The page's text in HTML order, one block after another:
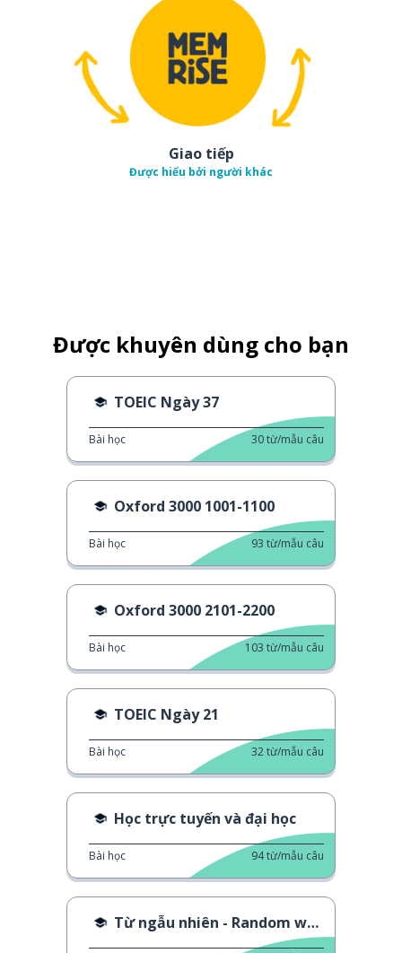
Giao tiếp
Được hiểu bởi người khác
Được khuyên dùng cho bạn
TOEIC Ngày 37
Bài học 30từ/mẫu câu
Oxford 3000 1001-1100
Bài học 93 từ/mẫu câu
Oxford 3000 2101-2200
Bài học 103 từ/mẫu câu
TOEIC Ngày 21
Bài học 32từ/mẫu câu
Học trực tuyến và đại học
Bài học 94từ/mẫu câu
Từ ngẫu nhiên - Random words 451-460